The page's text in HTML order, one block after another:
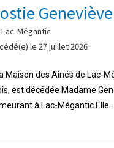
Geneviève
Mégantic
le 27 juillet 2026
Maison des Ainés de Lac-
est décédée Madame
à Lac-Mégantic.Elle ...